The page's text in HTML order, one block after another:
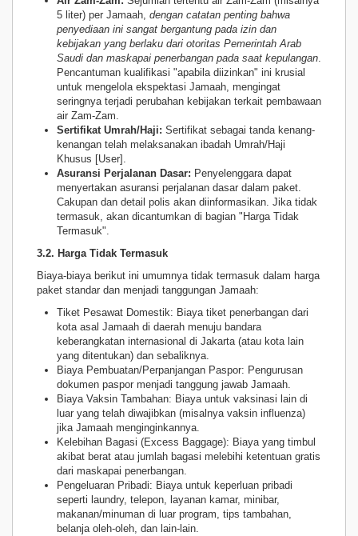
5 liter) per Jamaah, dengan catatan penting bahwa
penyediaan ini sangat bergantung pada izin dan
kebijakan yang berlaku dari otoritas Pemerintah Arab
Saudi dan maskapai penerbangan pada saat kepulangan.
Pencantuman kualifikasi "apabila diizinkan" ini krusial
untuk mengelola ekspektasi Jamaah, mengingat
seringnya terjadi perubahan kebijakan terkait pembawaan
air Zam-Zam.
Sertifikat Umrah/Haji: Sertifikat sebagai tanda kenang-
kenangan telah melaksanakan ibadah Umrah/Haji
Khusus [User].
Asuransi Perjalanan Dasar: Penyelenggara dapat
menyertakan asuransi perjalanan dasar dalam paket.
Cakupan dan detail polis akan diinformasikan. Jika tidak
termasuk, akan dicantumkan di bagian "Harga Tidak
Termasuk".
3.2. Harga Tidak Termasuk
Biaya-biaya berikut ini umumnya tidak termasuk dalam harga
paket standar dan menjadi tanggungan Jamaah:
Tiket Pesawat Domestik: Biaya tiket penerbangan dari
kota asal Jamaah di daerah menuju bandara
keberangkatan internasional di Jakarta (atau kota lain
yang ditentukan) dan sebaliknya.
Biaya Pembuatan/Perpanjangan Paspor: Pengurusan
dokumen paspor menjadi tanggung jawab Jamaah.
Biaya Vaksin Tambahan: Biaya untuk vaksinasi lain di
luar yang telah diwajibkan (misalnya vaksin influenza)
jika Jamaah menginginkannya.
Kelebihan Bagasi (Excess Baggage): Biaya yang timbul
akibat berat atau jumlah bagasi melebihi ketentuan gratis
dari maskapai penerbangan.
Pengeluaran Pribadi: Biaya untuk keperluan pribadi
seperti laundry, telepon, layanan kamar, minibar,
makanan/minuman di luar program, tips tambahan,
belanja oleh-oleh, dan lain-lain.